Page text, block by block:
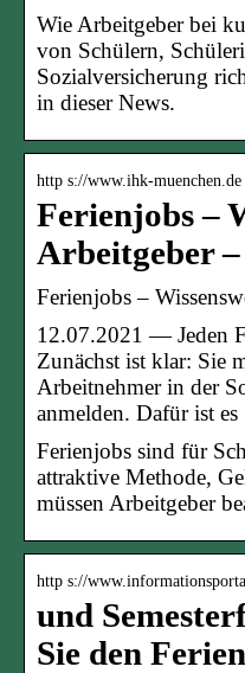
Wie Arbeitgeber bei
von Schülern,
Sozialversicherung
in dieser News.
http s://www.ihk-muenchen.de
Ferienjobs –
Arbeitgeber
Ferienjobs –
12.07.2021 — Jeden
Zunächst ist klar: Sie
Arbeitnehmer in der
anmelden. Dafür ist
Ferienjobs sind für
attraktive Methode,
müssen Arbeitgeber
http s://
und
Sie den